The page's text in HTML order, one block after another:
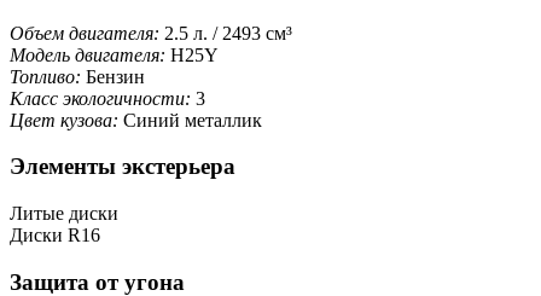
Объем двигателя: 2.5 л. / 2493 см³
Модель двигателя: H25Y
Топливо: Бензин
Класс экологичности: 3
Цвет кузова: Синий металлик
Элементы экстерьера
Литые диски
Диски R16
Защита от угона